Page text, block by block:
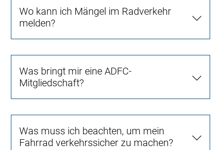
Wo kann ich Mängel im Radverkehr
melden?
Was bringt mir eine ADFC-
Mitgliedschaft?
Was muss ich beachten, um mein
Fahrrad verkehrssicher zu machen?